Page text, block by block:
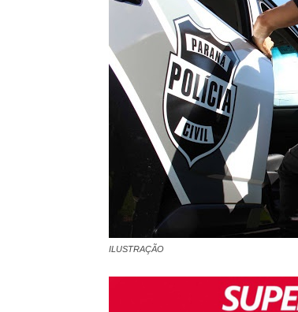
ILUSTRAÇÃO